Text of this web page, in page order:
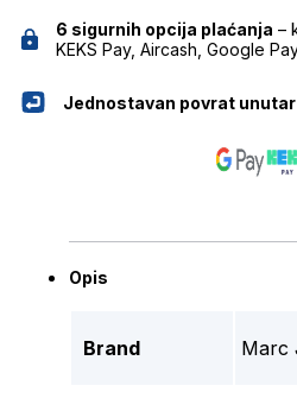
6 sigurnih opcija plaćanja –
KEKS Pay, Aircash, Google
Jednostavan povrat unutar
Opis
Brand Marc